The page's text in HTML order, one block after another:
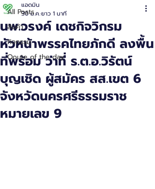
All Posts
สินค้า
กิจกรรม
Qoute of the day
นพ.วรงค์ เดชกิจวิกรม
หัวหน้าพรรคไทยภักดี ลงพื้น
ที่พร้อม ว่าที่ ร.ต.อ.วิรัตน์
บุญเชิด ผู้สมัคร สส.เขต 6
จังหวัดนครศรีธรรมราช
หมายเลข 9
แอดมิน
30 ม.ค.ยาว 1 นาที